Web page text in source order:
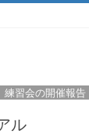
練習会の開催報告
ル